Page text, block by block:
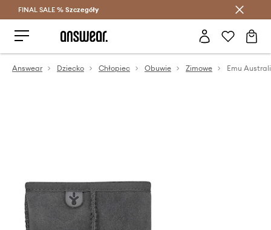
Oszczędzaj z Answear Club >
FINAL SALE % Szczegóły
Answear Dziecko Chłopiec Obuwie Zimowe